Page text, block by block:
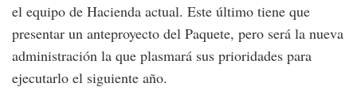
el equipo de Hacienda actual. Este último tiene que
presentar un anteproyecto del Paquete, pero será la nueva
administración la que plasmará sus prioridades para
ejecutarlo el siguiente año.